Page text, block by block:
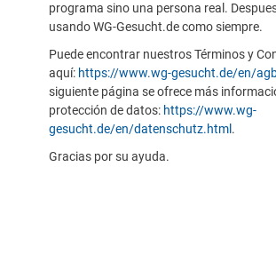
programa sino una persona real.
usando WG-Gesucht.de como siempre.
Puede encontrar nuestros Términos y
aquí: https://www.wg-gesucht.de/en/
siguiente página se ofrece más
protección de datos: https://www.wg-
gesucht.de/en/datenschutz.html .
Gracias por su ayuda.